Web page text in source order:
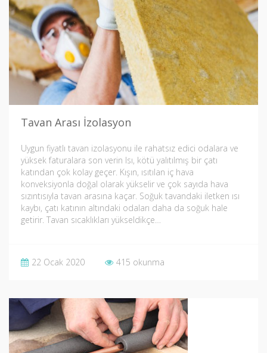
Tavan Arası İzolasyon
Uygun fiyatlı tavan izolasyonu ile rahatsız edici odalara ve
yüksek faturalara son verin Isı, kötü yalıtılmış bir çatı
katından çok kolay geçer. Kışın, ısıtılan iç hava
konveksiyonla doğal olarak yükselir ve çok sayıda hava
sızıntısıyla tavan arasına kaçar. Soğuk tavandaki iletken ısı
kaybı, çatı katının altındaki odaları daha da soğuk hale
getirir. Tavan sıcaklıkları yükseldikçe…
22 Ocak 2020 415 okunma